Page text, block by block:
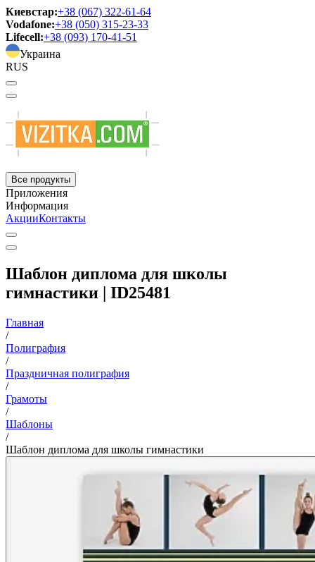
Киевстар:+38 (067) 322-61-64
Vodafone:+38 (050) 315-23-33
Lifecell:+38 (093) 170-41-51
Украина
RUS
Все продукты
Приложения
Информация
АкцииКонтакты
Шаблон диплома для школы
гимнастики | ID25481
Главная
/
Полиграфия
/
Праздничная полиграфия
/
Грамоты
/
Шаблоны
/
Шаблон диплома для школы гимнастики